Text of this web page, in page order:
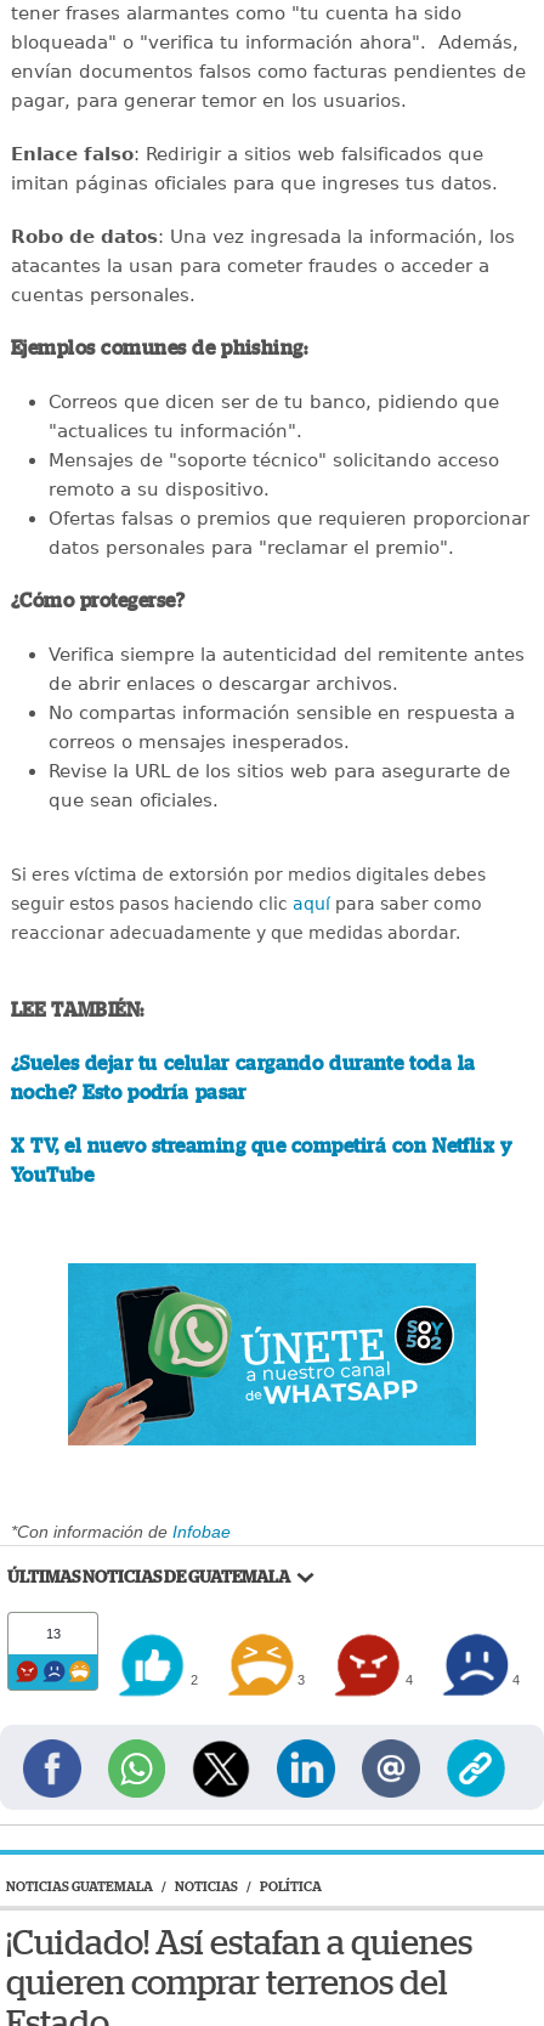
tener frases alarmantes como "tu cuenta ha sido
bloqueada" o "verifica tu información ahora". Además,
envían documentos falsos como facturas pendientes de
pagar, para generar temor en los usuarios.
Enlace falso: Redirigir a sitios web falsificados que
imitan páginas oficiales para que ingreses tus datos.
Robo de datos: Una vez ingresada la información, los
atacantes la usan para cometer fraudes o acceder a
cuentas personales.
Ejemplos comunes de phishing:
Correos que dicen ser de tu banco, pidiendo que
"actualices tu información".
Mensajes de "soporte técnico" solicitando acceso
remoto a su dispositivo.
Ofertas falsas o premios que requieren proporcionar
datos personales para "reclamar el premio".
¿Cómo protegerse?
Verifica siempre la autenticidad del remitente antes
de abrir enlaces o descargar archivos.
No compartas información sensible en respuesta a
correos o mensajes inesperados.
Revise la URL de los sitios web para asegurarte de
que sean oficiales.
Si eres víctima de extorsión por medios digitales debes
seguir estos pasos haciendo clic aquí para saber como
reaccionar adecuadamente y que medidas abordar.
LEE TAMBIÉN:
¿Sueles dejar tu celular cargando durante toda la
noche? Esto podría pasar
X TV, el nuevo streaming que competirá con Netflix y
YouTube
*Con información deInfobae
ÚLTIMAS NOTICIAS DE GUATEMALA
13
2 3 4 4
NOTICIAS GUATEMALA / NOTICIAS / POLÍTICA
¡Cuidado! Así estafan a quienes
quieren comprar terrenos del